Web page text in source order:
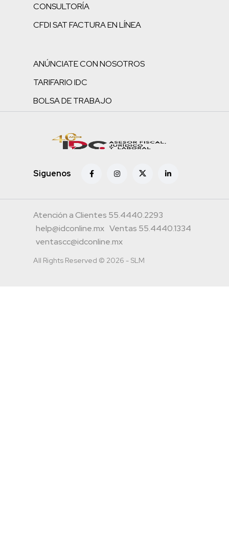
CONSULTORÍA
CFDI SAT FACTURA EN LÍNEA
ANÚNCIATE CON NOSOTROS
TARIFARIO IDC
BOLSA DE TRABAJO
Siguenos
Atención a Clientes 55.4440.2293
help@idconline.mx Ventas 55.4440.1334
ventascc@idconline.mx
All Rights Reserved © 2026 - SLM